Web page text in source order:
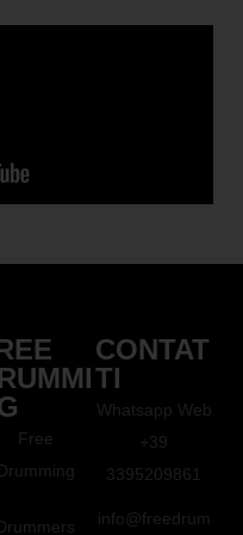
Free
CONTAT
TI
Whatsapp Web
+39
3395209861
info@freedrum